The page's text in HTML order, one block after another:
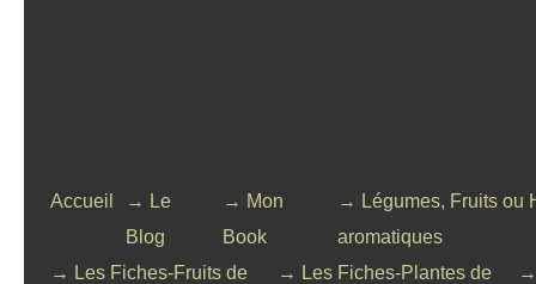
Accueil
→ Le
Blog
→ Mon
Book
→ Légumes, Fruits ou
aromatiques
→ Les Fiches-Fruits de
→ Les Fiches-Plantes de
→